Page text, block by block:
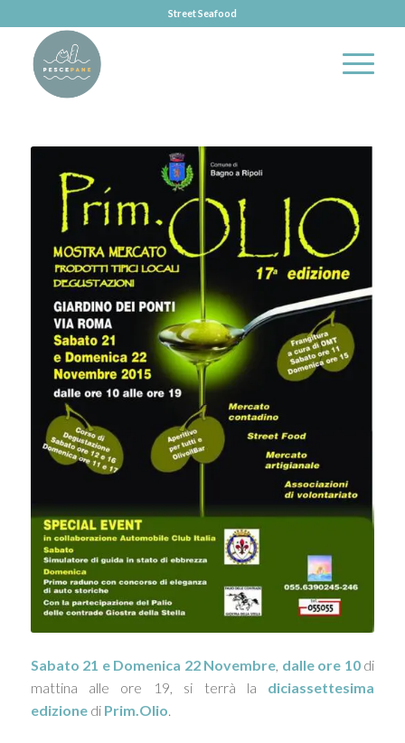
Street Seafood
Sabato 21 e Domenica 22 Novembre, dalle ore 10di
mattina alle ore 19, si terrà la diciassettesima
edizionedi Prim.Olio.